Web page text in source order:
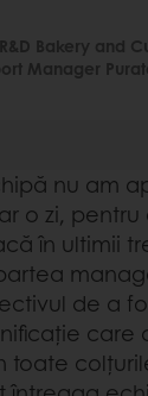
R&D Bakery and
Manager
nu am
o zi,
în ultimii
de a
care
toate